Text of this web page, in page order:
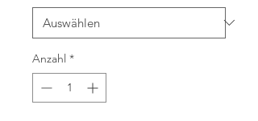
Anzahl *